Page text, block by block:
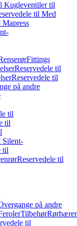
Kugleventiler til
til Med
Mapress
Fittings
Reservedele til
Reservedele til
på andre
til
til
Silent-
til
Reservedele til
på andre
Tilbehør
til